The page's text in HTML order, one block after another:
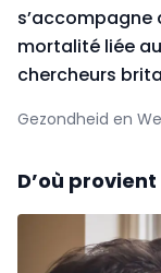
s’accompagne
mortalité liée
chercheurs
Gezondheid en
D’où